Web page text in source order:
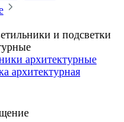
и подсветки
архитектурные
архитектурная